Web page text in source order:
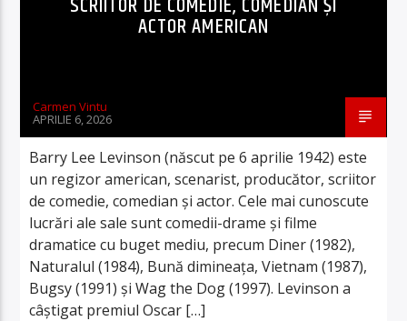
ACTOR AMERICAN
Carmen Vintu
APRILIE 6, 2026
Barry Lee Levinson (născut pe 6 aprilie 1942) este
un regizor american, scenarist, producător, scriitor
de comedie, comedian și actor. Cele mai cunoscute
lucrări ale sale sunt comedii-drame și filme
dramatice cu buget mediu, precum Diner (1982),
Naturalul (1984), Bună dimineața, Vietnam (1987),
Bugsy (1991) și Wag the Dog (1997). Levinson a
câștigat premiul Oscar […]